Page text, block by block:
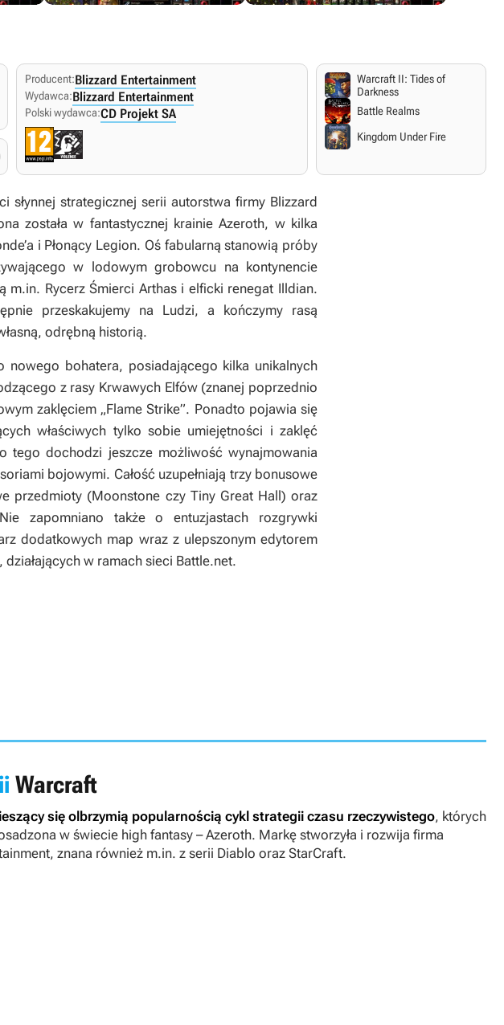
Producent:Blizzard Entertainment
Wydawca:Blizzard Entertainment
Polski wydawca:CD Projekt SA
Warcraft II: Tides of
Darkness
Battle Realms
Kingdom Under Fire
strategicznej serii autorstwa firmy Blizzard
została w fantastycznej krainie Azeroth, w kilka
i Płonący Legion. Oś fabularną stanowią próby
w lodowym grobowcu na kontynencie
Rycerz Śmierci Arthas i elficki renegat Illdian.
przeskakujemy na Ludzi, a kończymy rasą
odrębną historią.
bohatera, posiadającego kilka unikalnych
z rasy Krwawych Elfów (znanej poprzednio
zaklęciem „Flame Strike”. Ponadto pojawia się
właściwych tylko sobie umiejętności i zaklęć
tego dochodzi jeszcze możliwość wynajmowania
bojowymi. Całość uzupełniają trzy bonusowe
przedmioty (Moonstone czy Tiny Great Hall) oraz
zapomniano także o entuzjastach rozgrywki
dodatkowych map wraz z ulepszonym edytorem
w ramach sieci Battle.net.
Warcraft
się olbrzymią popularnością cykl strategii czasu rzeczywistego, których
w świecie high fantasy – Azeroth. Markę stworzyła i rozwija firma
znana również m.in. z serii Diablo oraz StarCraft.